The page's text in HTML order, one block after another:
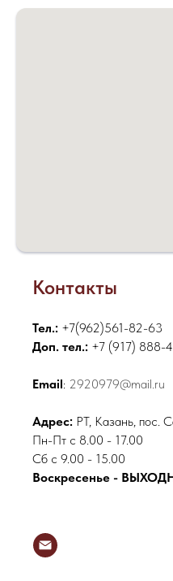
Контакты
Тел.: +7(962)561-82-63
Доп. тел.: +7 (917) 888-
Email: 2920979@mail.ru
Адрес: РТ, Казань, пос.
Пн-Пт с 8.00 - 17.00
Сб с 9.00 - 15.00
Воскресенье -